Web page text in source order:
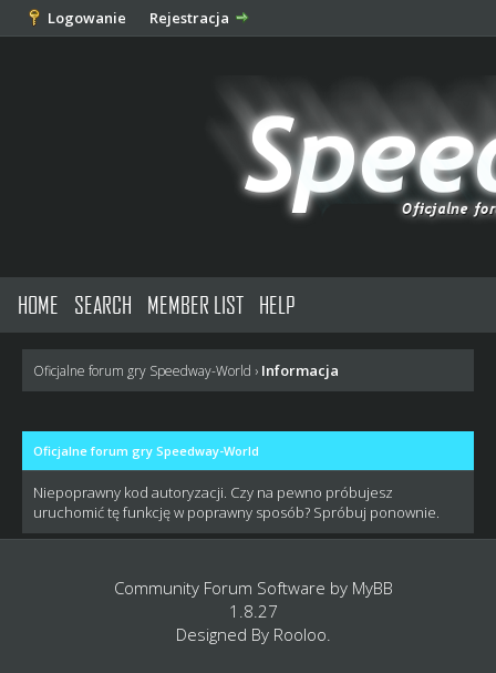
Logowanie Rejestracja
HOME SEARCH MEMBER LIST HELP
Oficjalne forum gry Speedway-World › Informacja
Oficjalne forum gry Speedway-World
Niepoprawny kod autoryzacji. Czy na pewno próbujesz
uruchomić tę funkcję w poprawny sposób? Spróbuj ponownie.
Community Forum Software by MyBB
1.8.27
Designed By Rooloo.